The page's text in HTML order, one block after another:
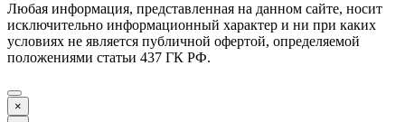
Любая информация, представленная на данном сайте, носит
исключительно информационный характер и ни при каких
условиях не является публичной офертой, определяемой
положениями статьи 437 ГК РФ.
×